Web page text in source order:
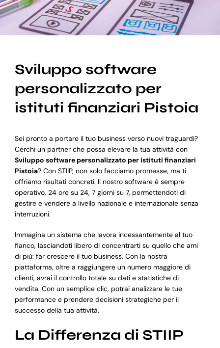
Sviluppo software
personalizzato per
istituti finanziari Pistoia
Sei pronto a portare il tuo business verso nuovi traguardi?
Cerchi un partner che possa elevare la tua attività con
Sviluppo software personalizzato per istituti finanziari
Pistoia? Con STIIP, non solo facciamo promesse, ma ti
offriamo risultati concreti. Il nostro software è sempre
operativo, 24 ore su 24, 7 giorni su 7, permettendoti di
gestire e vendere a livello nazionale e internazionale senza
interruzioni.
Immagina un sistema che lavora incessantemente al tuo
fianco, lasciandoti libero di concentrarti su quello che ami
di più: far crescere il tuo business. Con la nostra
piattaforma, oltre a raggiungere un numero maggiore di
clienti, avrai il controllo totale su dati e statistiche di
vendita. Con un semplice clic, potrai analizzare le tue
performance e prendere decisioni strategiche per il
successo della tua attività.
La Differenza di STIIP